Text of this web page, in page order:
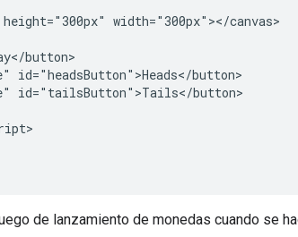
width="300px"></canvas>
button>
id="headsButton">Heads</button>
id="tailsButton">Tails</button>
de lanzamiento de monedas cuando se